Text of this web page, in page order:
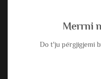
Merrni
Do t'ju përgjigjemi